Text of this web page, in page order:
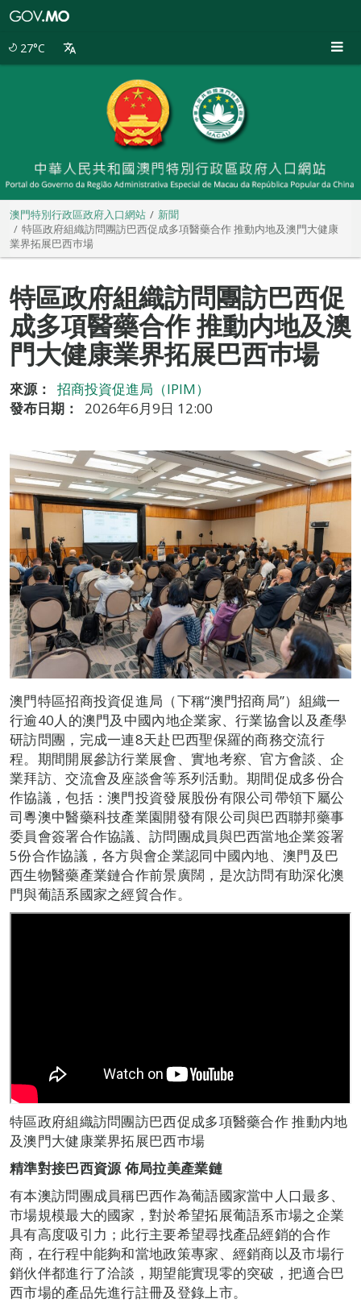
27°C
澳門特別行政區政府入口網站
新聞
特區政府組織訪問團訪巴西促成多項醫藥合作 推動内地及澳門大健康
業界拓展巴西巿場
特區政府組織訪問團訪巴西促
成多項醫藥合作 推動内地及澳
門大健康業界拓展巴西巿場
來源：
招商投資促進局（IPIM）
發布日期：
2026年6月9日 12:00
澳門特區招商投資促進局（下稱“澳門招商局”）組織一
行逾40人的澳門及中國內地企業家、行業協會以及產學
研訪問團，完成一連8天赴巴西聖保羅的商務交流行
程。期間開展參訪行業展會、實地考察、官方會談、企
業拜訪、交流會及座談會等系列活動。期間促成多份合
作協議，包括：澳門投資發展股份有限公司帶領下屬公
司粵澳中醫藥科技產業園開發有限公司與巴西聯邦藥事
委員會簽署合作協議、訪問團成員與巴西當地企業簽署
5份合作協議，各方與會企業認同中國內地、澳門及巴
西生物醫藥產業鏈合作前景廣闊，是次訪問有助深化澳
門與葡語系國家之經貿合作。
特區政府組織訪問團訪巴西促成多項醫藥合作 推動内地
及澳門大健康業界拓展巴西巿場
精準對接巴西資源佈局拉美產業鏈
有本澳訪問團成員稱巴西作為葡語國家當中人口最多、
市場規模最大的國家，對於希望拓展葡語系市場之企業
具有高度吸引力；此行主要希望尋找產品經銷的合作
商，在行程中能夠和當地政策專家、經銷商以及市場行
銷伙伴都進行了洽談，期望能實現零的突破，把適合巴
西市場的產品先進行註冊及登錄上市。